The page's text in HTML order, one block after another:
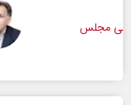
از
رضا